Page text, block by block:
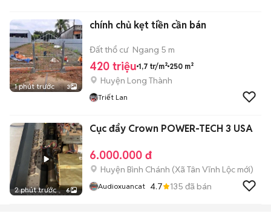
1 phút trước 3
chính chủ kẹt tiền cần bán
Đất thổ cư Ngang 5 m
420 triệu 1,7 tr/m² 250 m²
Huyện Long Thành
Triết Lan
2 phút trước 6
Cục đẩy Crown POWER-TECH 3 USA
6.000.000 đ
Huyện Bình Chánh (Xã Tân Vĩnh Lộc mới)
Audioxuancat 4.7 135 đã bán